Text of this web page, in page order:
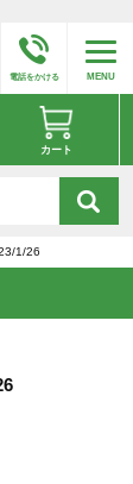
電話をかける MENU
カート
1/26